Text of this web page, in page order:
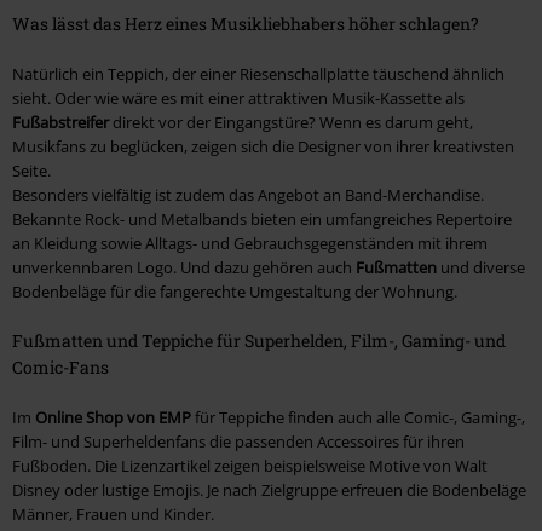
Was lässt das Herz eines Musikliebhabers höher schlagen?
Natürlich ein Teppich, der einer Riesenschallplatte täuschend ähnlich
sieht. Oder wie wäre es mit einer attraktiven Musik-Kassette als
Fußabstreiferdirekt vor der Eingangstüre? Wenn es darum geht,
Musikfans zu beglücken, zeigen sich die Designer von ihrer kreativsten
Seite.
Besonders vielfältig ist zudem das Angebot an Band-Merchandise.
Bekannte Rock- und Metalbands bieten ein umfangreiches Repertoire
an Kleidung sowie Alltags- und Gebrauchsgegenständen mit ihrem
unverkennbaren Logo. Und dazu gehören auch Fußmatten und diverse
Bodenbeläge für die fangerechte Umgestaltung der Wohnung.
Fußmatten und Teppiche für Superhelden, Film-, Gaming- und
Comic-Fans
Im Online Shop von EMPfür Teppiche finden auch alle Comic-, Gaming-,
Film- und Superheldenfans die passenden Accessoires für ihren
Fußboden. Die Lizenzartikel zeigen beispielsweise Motive von Walt
Disney oder lustige Emojis. Je nach Zielgruppe erfreuen die Bodenbeläge
Männer, Frauen und Kinder.